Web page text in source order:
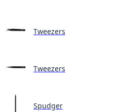
Tweezers
Tweezers
Spudger